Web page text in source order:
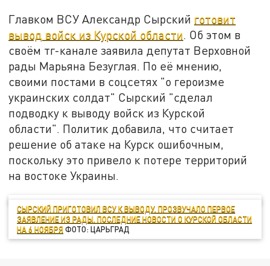
Главком ВСУ Александр Сырский готовит
вывод войск из Курской области. Об этом в
своём тг-канале заявила депутат Верховной
рады Марьяна Безуглая. По её мнению,
своими постами в соцсетях "о героизме
украинских солдат" Сырский "сделал
подводку к выводу войск из Курской
области". Политик добавила, что считает
решение об атаке на Курск ошибочным,
поскольку это привело к потере территорий
на востоке Украины.
СЫРСКИЙ ПРИГОТОВИЛ ВСУ К ВЫВОДУ. ПРОЗВУЧАЛО ПЕРВОЕ
ЗАЯВЛЕНИЕ ИЗ РАДЫ. ПОСЛЕДНИЕ НОВОСТИ О КУРСКОЙ ОБЛАСТИ
НА 6 НОЯБРЯ ФОТО: ЦАРЬГРАД